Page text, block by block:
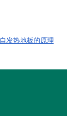
自发热地板的原理